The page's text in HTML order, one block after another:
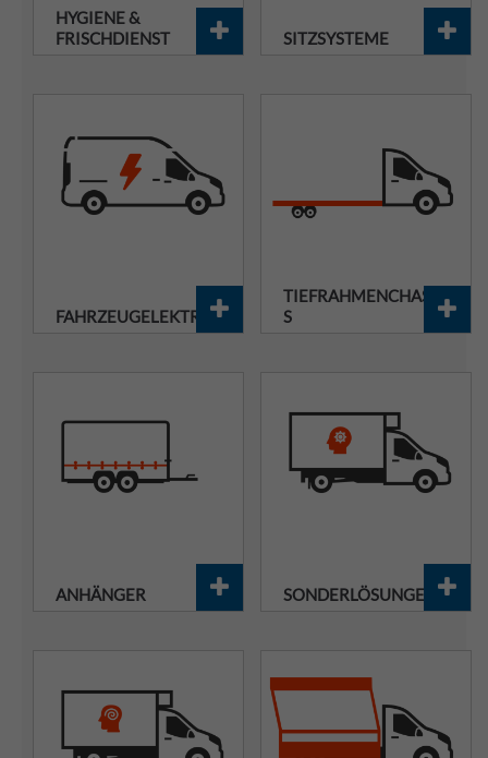
HYGIENE &
FRISCHDIENST
SITZSYSTEME
FAHRZEUGELEKTRIK
TIEFRAHMENCHASSI
S
ANHÄNGER SONDERLÖSUNGEN